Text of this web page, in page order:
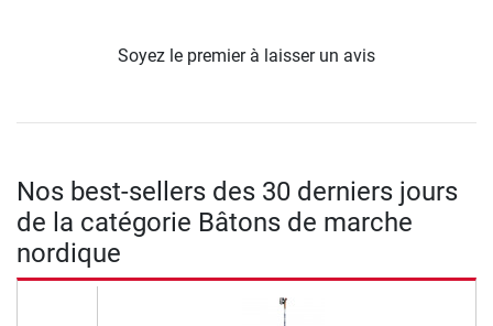
Soyez le premier à laisser un avis
Nos best-sellers des 30 derniers jours
de la catégorie Bâtons de marche
nordique